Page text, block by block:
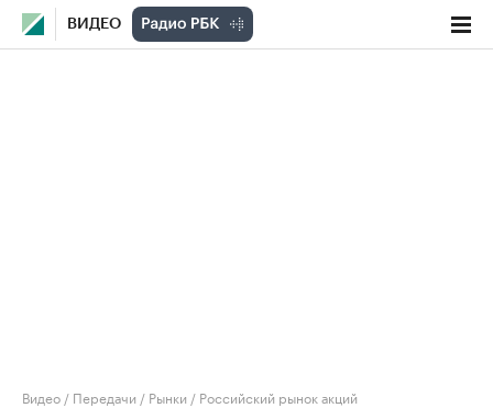
ВИДЕО
Видео / Передачи / Рынки / Российский рынок акций